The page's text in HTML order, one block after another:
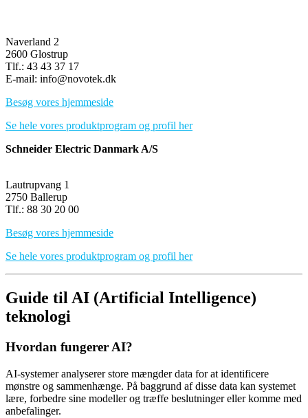
Naverland 2
2600 Glostrup
Tlf.: 43 43 37 17
E-mail: info@novotek.dk
Besøg vores hjemmeside
Se hele vores produktprogram og profil her
Schneider Electric Danmark A/S
Lautrupvang 1
2750 Ballerup
Tlf.: 88 30 20 00
Besøg vores hjemmeside
Se hele vores produktprogram og profil her
Guide til AI (Artificial Intelligence)
teknologi
Hvordan fungerer AI?
AI-systemer analyserer store mængder data for at identificere
mønstre og sammenhænge. På baggrund af disse data kan systemet
lære, forbedre sine modeller og træffe beslutninger eller komme med
anbefalinger.